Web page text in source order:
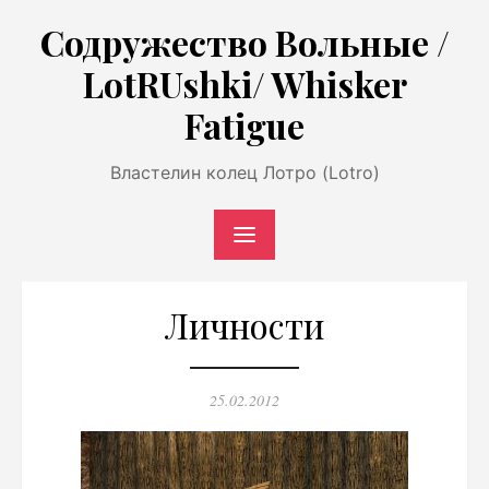
содержимому
Содружество Вольные /
LotRUshki/ Whisker
Fatigue
Властелин колец Лотро (Lotro)
Личности
Опубликовано
25.02.2012